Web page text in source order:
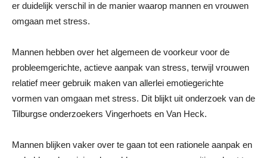
er duidelijk verschil in de manier waarop mannen en vrouwen
omgaan met stress.
Mannen hebben over het algemeen de voorkeur voor de
probleemgerichte, actieve aanpak van stress, terwijl vrouwen
relatief meer gebruik maken van allerlei emotiegerichte
vormen van omgaan met stress. Dit blijkt uit onderzoek van de
Tilburgse onderzoekers Vingerhoets en Van Heck.
Mannen blijken vaker over te gaan tot een rationele aanpak en